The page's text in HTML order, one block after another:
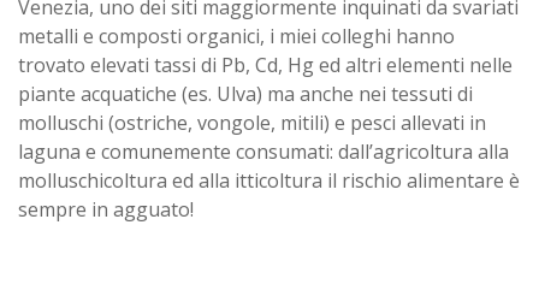
Venezia, uno dei siti maggiormente inquinati da svariati
metalli e composti organici, i miei colleghi hanno
trovato elevati tassi di Pb, Cd, Hg ed altri elementi nelle
piante acquatiche (es. Ulva) ma anche nei tessuti di
molluschi (ostriche, vongole, mitili) e pesci allevati in
laguna e comunemente consumati: dall’agricoltura alla
molluschicoltura ed alla itticoltura il rischio alimentare è
sempre in agguato!